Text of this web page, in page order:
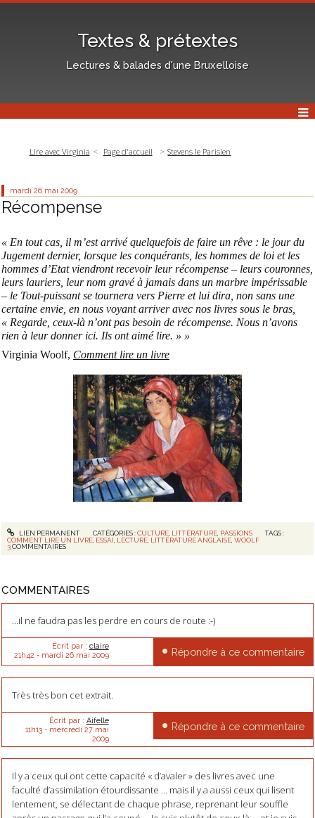
Textes & prétextes
Lectures & balades d'une Bruxelloise
Lire avec Virginia Page d'accueil Stevens le Parisien
mardi 26 mai 2009
Récompense
« En tout cas, il m’est arrivé quelquefois de faire un rêve : le jour du
Jugement dernier, lorsque les conquérants, les hommes de loi et les
hommes d’Etat viendront recevoir leur récompense – leurs couronnes,
leurs lauriers, leur nom gravé à jamais dans un marbre impérissable
– le Tout-puissant se tournera vers Pierre et lui dira, non sans une
certaine envie, en nous voyant arriver avec nos livres sous le bras,
« Regarde, ceux-là n’ont pas besoin de récompense. Nous n’avons
rien à leur donner ici. Ils ont aimé lire. » »
Virginia Woolf, Comment lire un livre
LIEN PERMANENT CATÉGORIES :CULTURE, LITTÉRATURE, PASSIONS
TAGS :
COMMENT LIRE UN LIVRE ESSAI LECTURE LITTÉRATURE ANGLAISE ,WOOLF
3COMMENTAIRES
COMMENTAIRES
...il ne faudra pas les perdre en cours de route :-)
Écrit par : claire
21h42 - mardi 26 mai 2009 Répondre à ce commentaire
Très très bon cet extrait.
Écrit par : Aifelle
11h13- mercredi 27 mai
2009
Répondre à ce commentaire
Il y a ceux qui ont cette capacité « d’avaler » des livres avec une
faculté d’assimilation étourdissante … mais il y a aussi ceux qui lisent
lentement, se délectant de chaque phrase, reprenant leur souffle